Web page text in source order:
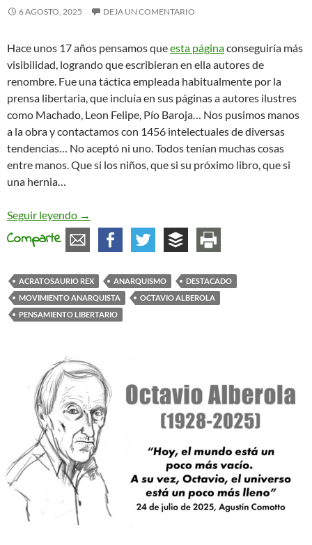
6 AGOSTO, 2025 DEJA UN COMENTARIO
Hace unos 17 años pensamos queesta páginaconseguiría más
visibilidad, logrando que escribieran en ella autores de
renombre. Fue una táctica empleada habitualmente por la
prensa libertaria, que incluía en sus páginas a autores ilustres
como Machado, Leon Felipe, Pío Baroja… Nos pusimos manos
a la obra y contactamos con 1456 intelectuales de diversas
tendencias… No aceptó ni uno. Todos tenían muchas cosas
entre manos. Que si los niños, que si su próximo libro, que si
una hernia…
Seguir leyendo Panegírico a un Quijote libertario: Octavio
→
Comparte
ACRATOSAURIO REX ANARQUISMO
DESTACADO
MOVIMIENTO ANARQUISTA
OCTAVIO ALBEROLA
PENSAMIENTO LIBERTARIO